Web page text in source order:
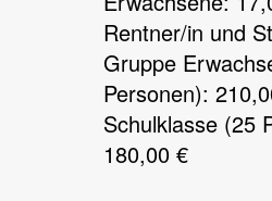
Rentner/in und
Gruppe
Personen):
Schulklasse (25
180,00 €